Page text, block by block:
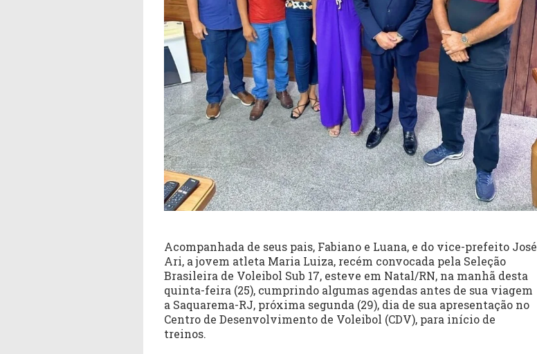
Acompanhada de seus pais, Fabiano e Luana, e do vice-prefeito José
Ari, a jovem atleta Maria Luiza, recém convocada pela Seleção
Brasileira de Voleibol Sub 17, esteve em Natal/RN, na manhã desta
quinta-feira (25), cumprindo algumas agendas antes de sua viagem
a Saquarema-RJ, próxima segunda (29), dia de sua apresentação no
Centro de Desenvolvimento de Voleibol (CDV), para início de
treinos.